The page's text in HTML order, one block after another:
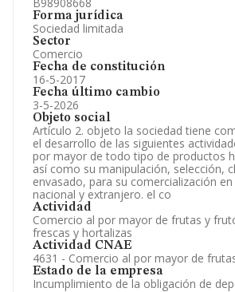
Forma jurídica
Sociedad limitada
Sector
Comercio
Fecha de constitución
16-5-2017
Fecha último cambio
3-5-2026
Objeto social
Artículo 2. objeto la sociedad tiene
el desarrollo de las siguientes
por mayor de todo tipo de productos
así como su manipulación, selección,
envasado, para su comercialización
nacional y extranjero. el co
Actividad
Comercio al por mayor de frutas y
frescas y hortalizas
Actividad CNAE
4631 - Comercio al por mayor de
Estado de la empresa
Incumplimiento de la obligación de